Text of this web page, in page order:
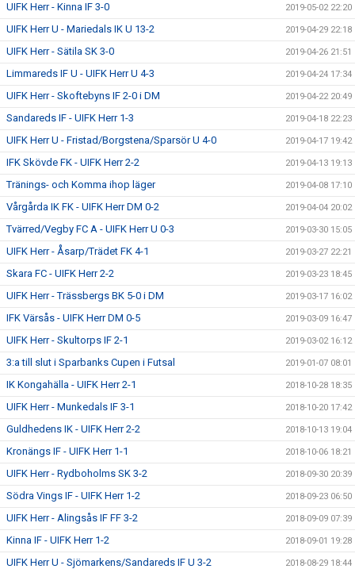
UIFK Herr - Kinna IF 3-0 2019-05-02 22:20
UIFK Herr U - Mariedals IK U 13-2 2019-04-29 22:18
UIFK Herr - Sätila SK 3-0 2019-04-26 21:51
Limmareds IF U - UIFK Herr U 4-3 2019-04-24 17:34
UIFK Herr - Skoftebyns IF 2-0 i DM 2019-04-22 20:49
Sandareds IF - UIFK Herr 1-3 2019-04-18 22:23
UIFK Herr U - Fristad/Borgstena/Sparsör U 4-0 2019-04-17 19:42
IFK Skövde FK - UIFK Herr 2-2 2019-04-13 19:13
Tränings- och Komma ihop läger 2019-04-08 17:10
Vårgårda IK FK - UIFK Herr DM 0-2 2019-04-04 20:02
Tvärred/Vegby FC A - UIFK Herr U 0-3 2019-03-30 15:05
UIFK Herr - Åsarp/Trädet FK 4-1 2019-03-27 22:21
Skara FC - UIFK Herr 2-2 2019-03-23 18:45
UIFK Herr - Trässbergs BK 5-0 i DM 2019-03-17 16:02
IFK Värsås - UIFK Herr DM 0-5 2019-03-09 16:47
UIFK Herr - Skultorps IF 2-1 2019-03-02 16:12
3:a till slut i Sparbanks Cupen i Futsal 2019-01-07 08:01
IK Kongahälla - UIFK Herr 2-1 2018-10-28 18:35
UIFK Herr - Munkedals IF 3-1 2018-10-20 17:42
Guldhedens IK - UIFK Herr 2-2 2018-10-13 19:04
Kronängs IF - UIFK Herr 1-1 2018-10-06 18:21
UIFK Herr - Rydboholms SK 3-2 2018-09-30 20:39
Södra Vings IF - UIFK Herr 1-2 2018-09-23 06:50
UIFK Herr - Alingsås IF FF 3-2 2018-09-09 07:39
Kinna IF - UIFK Herr 1-2 2018-09-01 19:28
UIFK Herr U - Sjömarkens/Sandareds IF U 3-2 2018-08-29 18:44